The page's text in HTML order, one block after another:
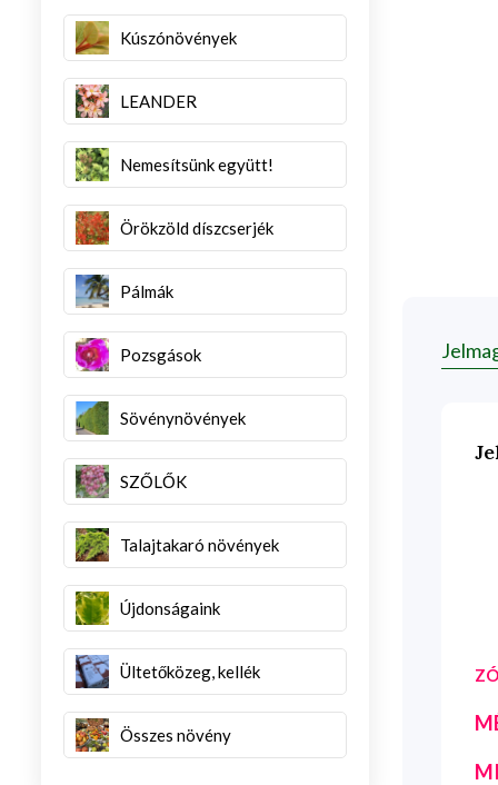
Kúszónövények
LEANDER
Nemesítsünk együtt!
Örökzöld díszcserjék
Pálmák
Pozsgások
Sövénynövények
SZŐLŐK
Talajtakaró növények
Újdonságaink
Ültetőközeg, kellék
Összes növény